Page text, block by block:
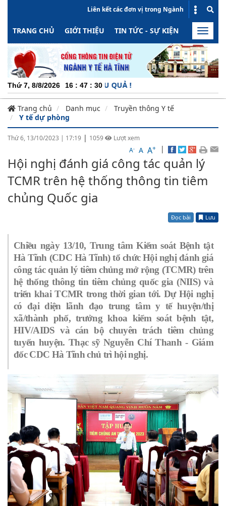
Liên kết các đơn vị trong Ngành
TRANG CHỦ GIỚI THIỆU TIN TỨC - SỰ KIỆN HOẠT
Toggle
Thứ 7, 8/8/2026 16 : 47 : 31
- MINH BẠCH - HIỆU QUẢ !
Trang chủ Danh mục
Truyền thông Y tế
Y tế dự phòng
Thứ 6, 13/10/2023 | 17:19 | 1059
Lượt xem
A- A A+ |
Hội nghị đánh giá công tác quản lý
TCMR trên hệ thống thông tin tiêm
chủng Quốc gia
Đọc bài Lưu
Chiều ngày 13/10, Trung tâm Kiểm soát Bệnh tật
Hà Tĩnh (CDC Hà Tĩnh) tổ chức Hội nghị đánh giá
công tác quản lý tiêm chủng mở rộng (TCMR) trên
hệ thống thông tin tiêm chủng quốc gia (NIIS) và
triển khai TCMR trong thời gian tới. Dự Hội nghị
có đại diện lãnh đạo trung tâm y tế huyện/thị
xã/thành phố, trưởng khoa kiểm soát bệnh tật,
HIV/AIDS và cán bộ chuyên trách tiêm chủng
tuyến huyện. Thạc sỹ Nguyễn Chí Thanh - Giám
đốc CDC Hà Tĩnh chủ trì hội nghị.